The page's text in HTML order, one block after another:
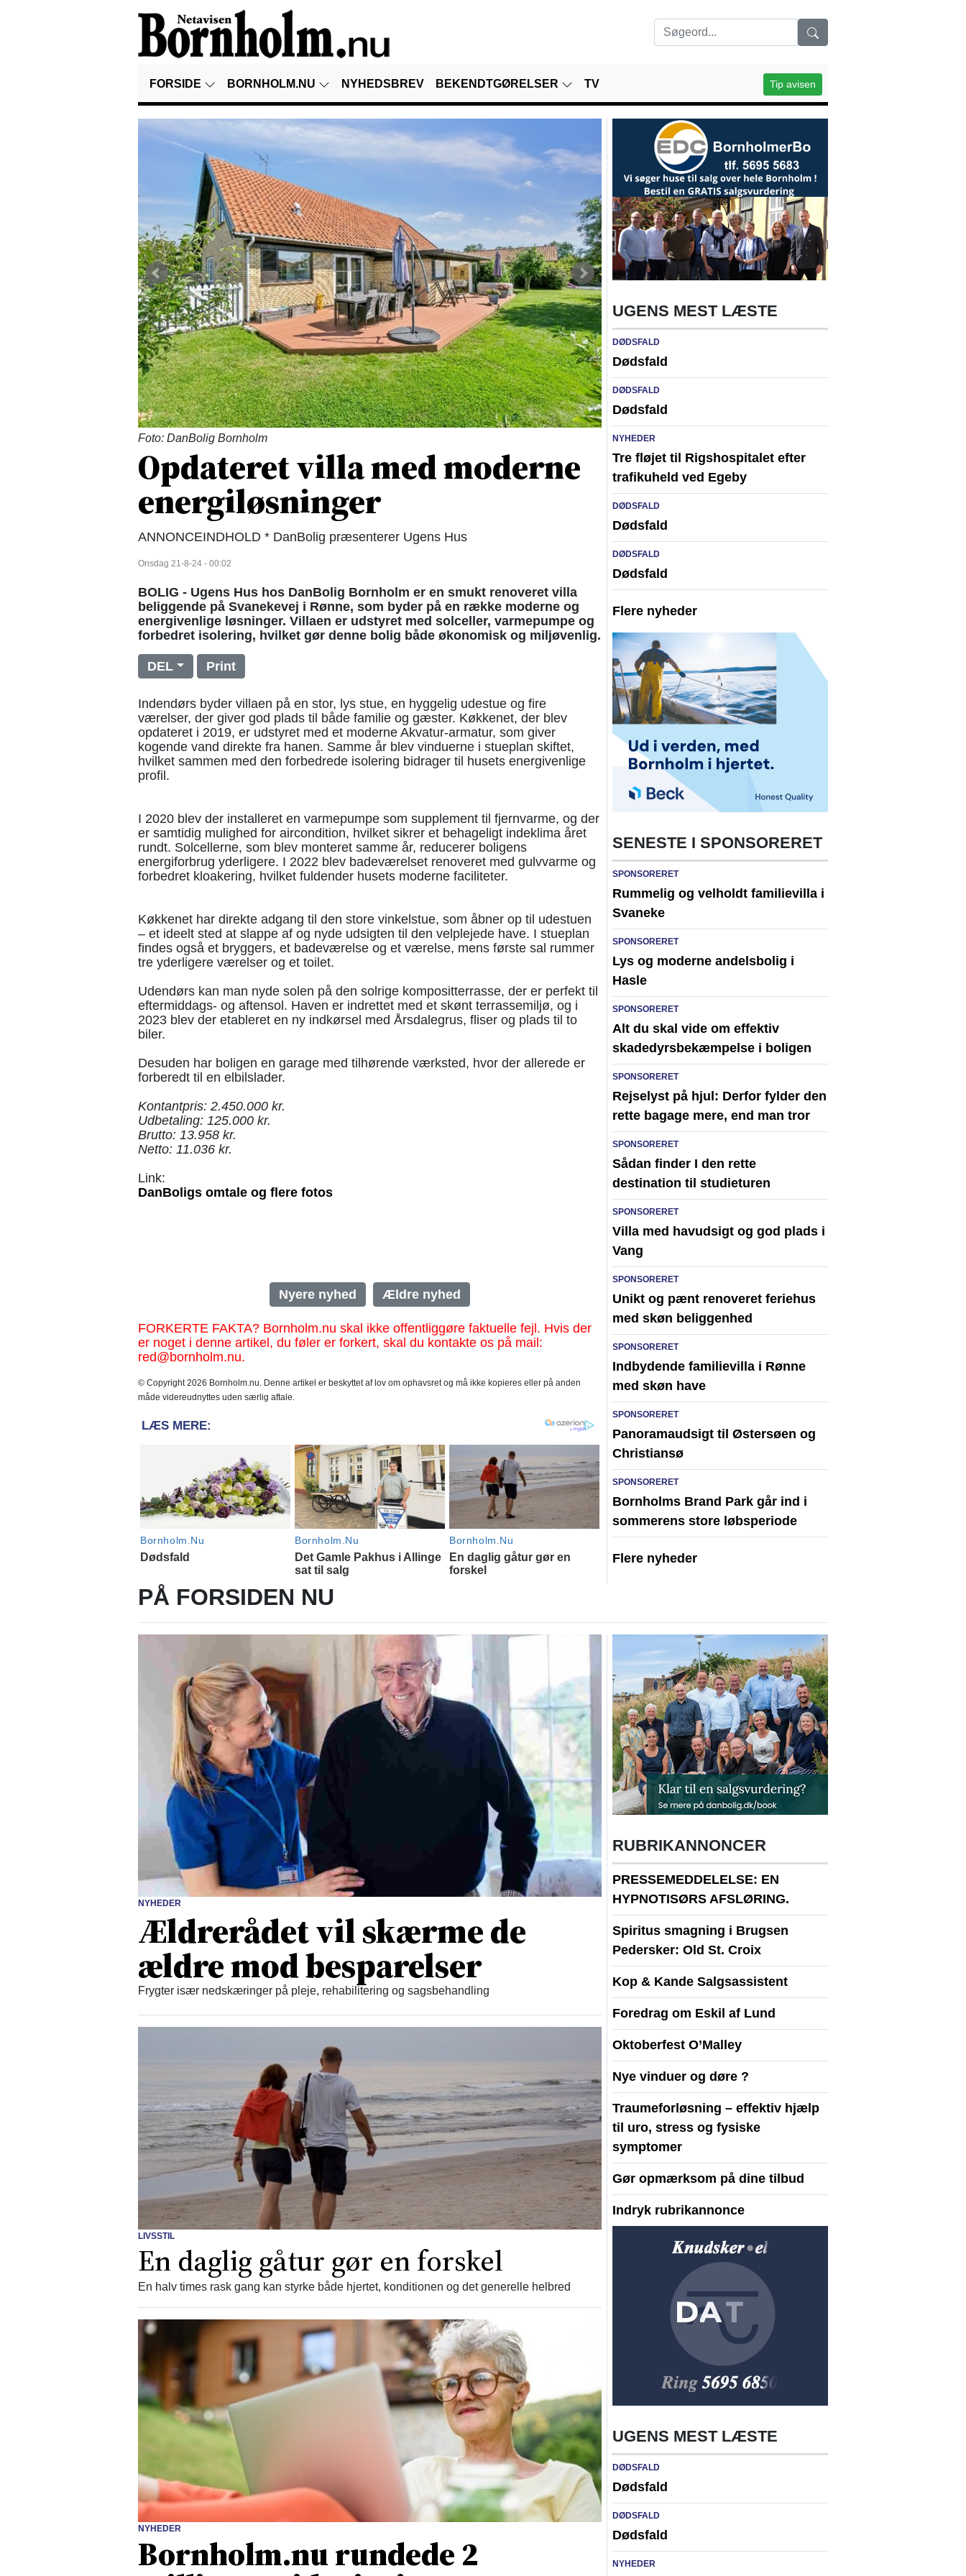
FORSIDE BORNHOLM.NU NYHEDSBREV BEKENDTGØRELSER TV Tip avisen
Foto: DanBolig Bornholm
Opdateret villa med moderne
energiløsninger
ANNONCEINDHOLD * DanBolig præsenterer Ugens Hus
Onsdag 21-8-24 - 00:02
BOLIG - Ugens Hus hos DanBolig Bornholm er en smukt renoveret villa
beliggende på Svanekevej i Rønne, som byder på en række moderne og
energivenlige løsninger. Villaen er udstyret med solceller, varmepumpe og
forbedret isolering, hvilket gør denne bolig både økonomisk og miljøvenlig.
DEL Print
Indendørs byder villaen på en stor, lys stue, en hyggelig udestue og fire
værelser, der giver god plads til både familie og gæster. Køkkenet, der blev
opdateret i 2019, er udstyret med et moderne Akvatur-armatur, som giver
kogende vand direkte fra hanen. Samme år blev vinduerne i stueplan skiftet,
hvilket sammen med den forbedrede isolering bidrager til husets energivenlige
profil.
I 2020 blev der installeret en varmepumpe som supplement til fjernvarme, og der
er samtidig mulighed for aircondition, hvilket sikrer et behageligt indeklima året
rundt. Solcellerne, som blev monteret samme år, reducerer boligens
energiforbrug yderligere. I 2022 blev badeværelset renoveret med gulvvarme og
forbedret kloakering, hvilket fuldender husets moderne faciliteter.
Køkkenet har direkte adgang til den store vinkelstue, som åbner op til udestuen
– et ideelt sted at slappe af og nyde udsigten til den velplejede have. I stueplan
findes også et bryggers, et badeværelse og et værelse, mens første sal rummer
tre yderligere værelser og et toilet.
Udendørs kan man nyde solen på den solrige kompositterrasse, der er perfekt til
eftermiddags- og aftensol. Haven er indrettet med et skønt terrassemiljø, og i
2023 blev der etableret en ny indkørsel med Årsdalegrus, fliser og plads til to
biler.
Desuden har boligen en garage med tilhørende værksted, hvor der allerede er
forberedt til en elbilslader.
Kontantpris: 2.450.000 kr.
Udbetaling: 125.000 kr.
Brutto: 13.958 kr.
Netto: 11.036 kr.
Link:
DanBoligs omtale og flere fotos
Nyere nyhed Ældre nyhed
FORKERTE FAKTA? Bornholm.nu skal ikke offentliggøre faktuelle fejl. Hvis der
er noget i denne artikel, du føler er forkert, skal du kontakte os på mail:
red@bornholm.nu.
© Copyright 2026 Bornholm.nu. Denne artikel er beskyttet af lov om ophavsret og må ikke kopieres eller på anden
måde videreudnyttes uden særlig aftale.
UGENS MEST LÆSTE
DØDSFALD
Dødsfald
DØDSFALD
Dødsfald
NYHEDER
Tre fløjet til Rigshospitalet efter
trafikuheld ved Egeby
DØDSFALD
Dødsfald
DØDSFALD
Dødsfald
Flere nyheder
SENESTE I SPONSORERET
SPONSORERET
Rummelig og velholdt familievilla i
Svaneke
SPONSORERET
Lys og moderne andelsbolig i
Hasle
SPONSORERET
Alt du skal vide om effektiv
skadedyrsbekæmpelse i boligen
SPONSORERET
Rejselyst på hjul: Derfor fylder den
rette bagage mere, end man tror
SPONSORERET
Sådan finder I den rette
destination til studieturen
SPONSORERET
Villa med havudsigt og god plads i
Vang
SPONSORERET
Unikt og pænt renoveret feriehus
med skøn beliggenhed
SPONSORERET
Indbydende familievilla i Rønne
med skøn have
SPONSORERET
Panoramaudsigt til Østersøen og
Christiansø
SPONSORERET
Bornholms Brand Park går ind i
sommerens store løbsperiode
Flere nyheder
PÅ FORSIDEN NU
NYHEDER
Ældrerådet vil skærme de
ældre mod besparelser
Frygter især nedskæringer på pleje, rehabilitering og sagsbehandling
LIVSSTIL
En daglig gåtur gør en forskel
En halv times rask gang kan styrke både hjertet, konditionen og det generelle helbred
NYHEDER
Bornholm.nu rundede 2
RUBRIKANNONCER
PRESSEMEDDELELSE: EN
HYPNOTISØRS AFSLØRING.
Spiritus smagning i Brugsen
Pedersker: Old St. Croix
Kop & Kande Salgsassistent
Foredrag om Eskil af Lund
Oktoberfest O’Malley
Nye vinduer og døre ?
Traumeforløsning – effektiv hjælp
til uro, stress og fysiske
symptomer
Gør opmærksom på dine tilbud
Indryk rubrikannonce
UGENS MEST LÆSTE
DØDSFALD
Dødsfald
DØDSFALD
Dødsfald
NYHEDER